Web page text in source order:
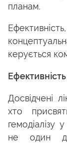
планам.
керується
Ефективність
Досвідчені
хто
гемодіалізу
не один